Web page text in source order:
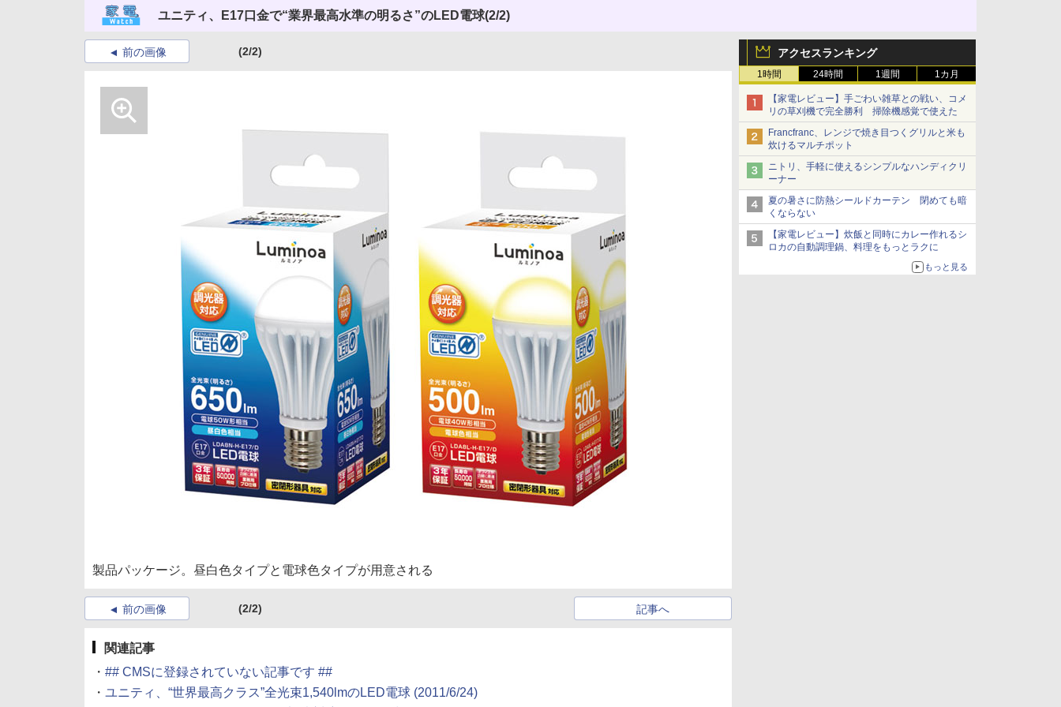
ユニティ、E17口金で“業界最高水準の明るさ”のLED電球(2/2)
アクセスランキング
1時間 24時間 1週間 1カ月
【家電レビュー】手ごわい雑草との戦い、コメ
リの草刈機で完全勝利 掃除機感覚で使えた
Francfranc、レンジで焼き目つくグリルと米も
炊けるマルチポット
ニトリ、手軽に使えるシンプルなハンディクリ
ーナー
夏の暑さに防熱シールドカーテン 閉めても暗
くならない
【家電レビュー】炊飯と同時にカレー作れるシ
ロカの自動調理鍋、料理をもっとラクに
もっと見る
前の画像 (2/2)
製品パッケージ。昼白色タイプと電球色タイプが用意される
前の画像 (2/2) 記事へ
関連記事
・ ## CMSに登録されていない記事です ##
・ ユニティ、“世界最高クラス”全光束1,540lmのLED電球 (2011/6/24)